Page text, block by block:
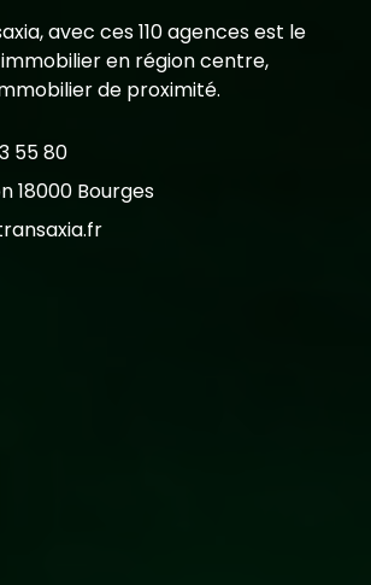
avec ces 110 agences est le
en région centre,
de proximité.
55 80
18000 Bourges